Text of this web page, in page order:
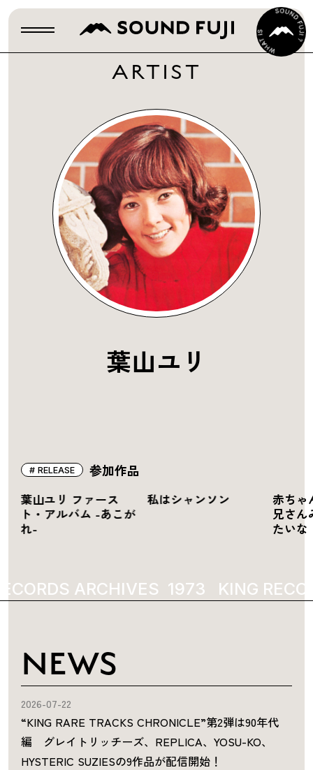
ARTIST
葉山ユリ
参加作品
RELEASE
葉山ユリ ファース
ト・アルバム -あこが
れ-
私はシャンソン
赤ち
兄さん
たいな
ARCHIVES 1973 KING
NEWS
2026-07-22
“KING RARE TRACKS CHRONICLE”第2弾は90年代
編 グレイトリッチーズ、REPLICA、YOSU-KO、
HYSTERIC SUZIESの9作品が配信開始！